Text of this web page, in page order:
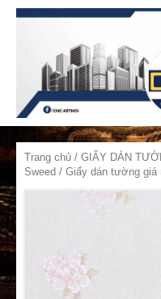
Trang chủ / GIẤY DÁN
Sweed / Giấy dán tường giá